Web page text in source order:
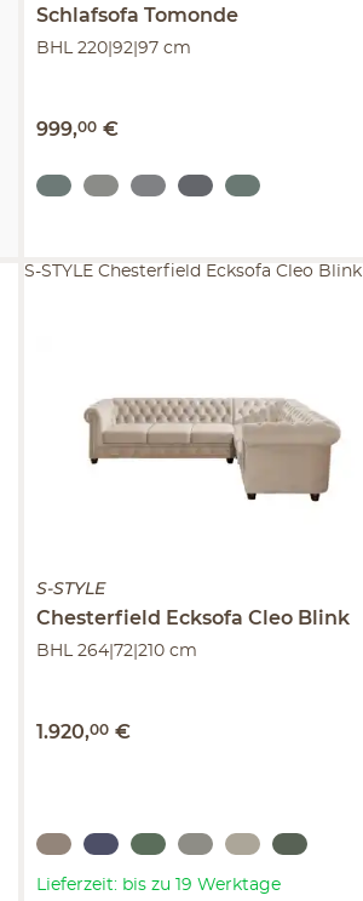
Schlafsofa Tomonde
BHL 220|92|97 cm
999,00 €
S-STYLE
Chesterfield Ecksofa Cleo Blink
BHL 264|72|210 cm
1.920,00 €
S-STYLE Chesterfield Ecksofa Cleo Blink
Lieferzeit: bis zu 19 Werktage